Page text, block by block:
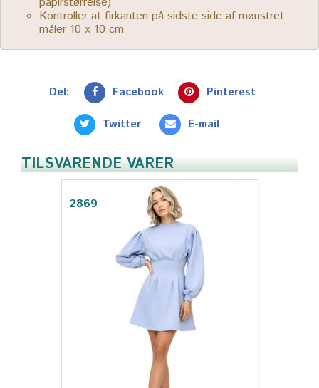
Kontroller at firkanten på sidste side af mønstret
måler 10 x 10 cm
Del: Facebook Pinterest
Twitter E-mail
TILSVARENDE VARER
2869